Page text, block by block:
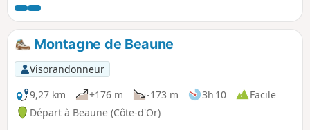
tranquillement à travers chaume, bois et vignoble au
rythme qui nous convient sur la journée ou la demi-journée.
Montagne de Beaune
Visorandonneur
9,27 km
+176 m -173 m 3h 10
Facile
Départ à Beaune (Côte-d'Or)